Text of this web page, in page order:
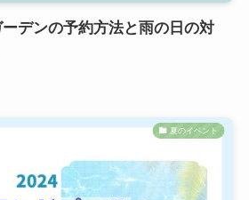
デンの予約方法と雨の日の対
夏のイベント